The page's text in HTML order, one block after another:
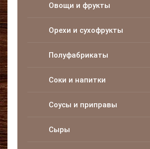
Овощи и фрукты
Орехи и сухофрукты
Полуфабрикаты
Соки и напитки
Соусы и приправы
Сыры